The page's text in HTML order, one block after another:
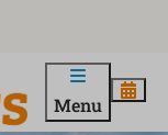
Menu